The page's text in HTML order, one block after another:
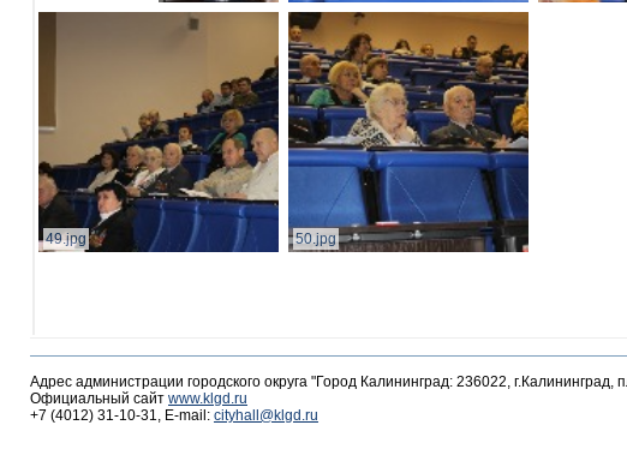
49.jpg 50.jpg
Адрес администрации городского округа "Город Калининград: 236022, г.Калининград,
Официальный сайт www.klgd.ru
+7 (4012) 31-10-31, E-mail: cityhall@klgd.ru